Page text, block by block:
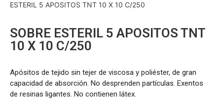
ESTERIL 5 APOSITOS TNT 10 X 10 C/250
SOBRE ESTERIL 5 APOSITOS TNT
10 X 10 C/250
Apósitos de tejido sin tejer de viscosa y poliéster, de gran
capacidad de absorción. No desprenden partículas. Exentos
de resinas ligantes. No contienen látex.